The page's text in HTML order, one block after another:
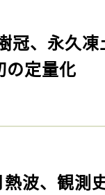
冠、永久
の定量化
熱波、観